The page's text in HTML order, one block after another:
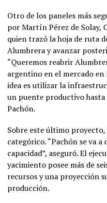
Otro de los paneles más
por Martín Pérez de Solay,
quien trazó la hoja de ruta
Alumbrera y avanzar
“Queremos reabrir
argentino en el mercado en
idea es utilizar la
un puente productivo hasta
Pachón.
Sobre este último proyecto,
categórico. “Pachón se va
capacidad”, aseguró. El
yacimiento posee más de
recursos y una proyección
producción.